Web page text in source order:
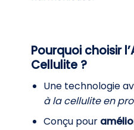
Pourquoi choisir
Cellulite ?
Une technologie
à la cellulite en
Conçu pour